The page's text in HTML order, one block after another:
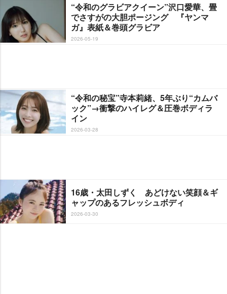
“令和のグラビアクイーン”沢口愛華、畳
でさすがの大胆ポージング 『ヤンマ
ガ』表紙＆巻頭グラビア
2026-05-19
“令和の秘宝”寺本莉緒、5年ぶり“カムバ
ック”→衝撃のハイレグ＆圧巻ボディラ
イン
2026-03-28
16歳・太田しずく あどけない笑顔＆ギ
ャップのあるフレッシュボディ
2026-03-30